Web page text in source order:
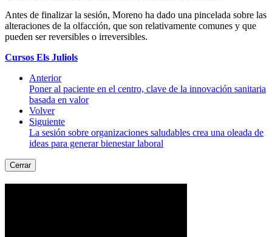
Antes de finalizar la sesión, Moreno ha dado una pincelada sobre las
alteraciones de la olfacción, que son relativamente comunes y que
pueden ser reversibles o irreversibles.
Cursos Els Juliols
Anterior
Poner al paciente en el centro, clave de la innovación sanitaria
basada en valor
Volver
Siguiente
La sesión sobre organizaciones saludables crea una oleada de
ideas para generar bienestar laboral
Cerrar